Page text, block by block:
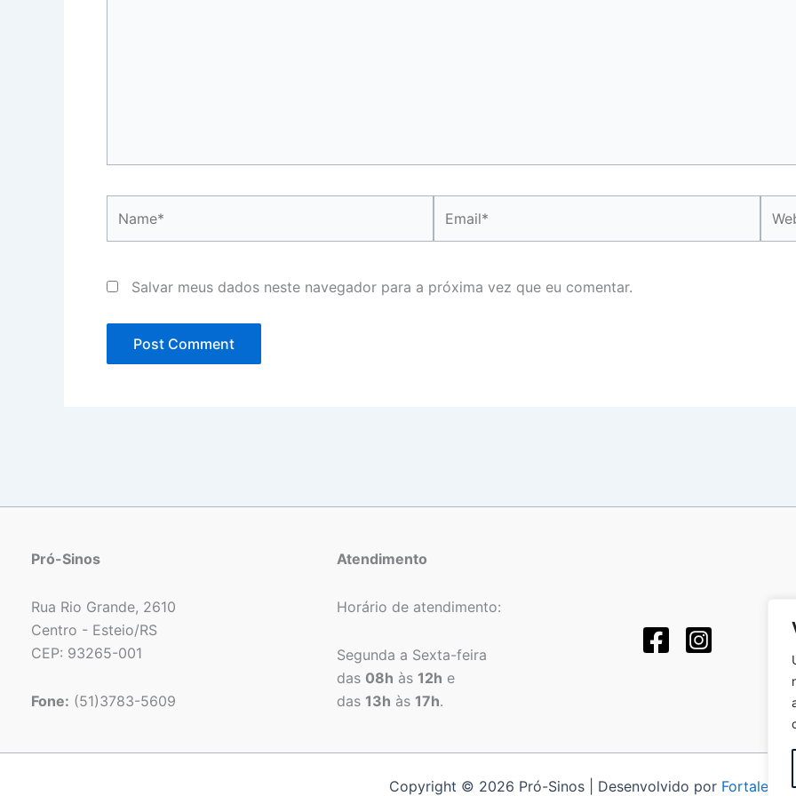
Salvar meus dados neste navegador para a próxima vez que eu comentar.
Pró-Sinos
Rua Rio Grande, 2610
Centro - Esteio/RS
CEP: 93265-001
Fone: (51)3783-5609
Atendimento
Horário de atendimento:
Segunda a Sexta-feira
das 08h às 12h e
das 13h às 17h.
Copyright © 2026 Pró-Sinos | Desenvolvido por